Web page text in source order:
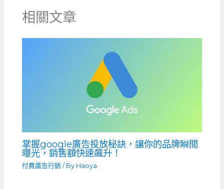
相關文章
掌握google廣告投放秘訣，讓你的品牌瞬間
曝光，銷售額快速飆升！
付費廣告行銷 / By Haoya